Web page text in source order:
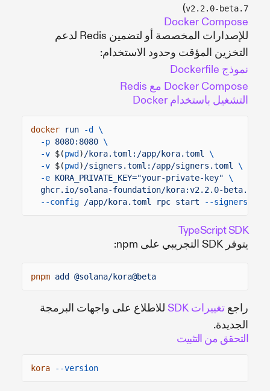
v2.2.0-beta.7
)
Docker Compose
للإصدارات المخصصة أو لتضمين Redis لدعم
التخزين المؤقت وحدود الاستخدام:
نموذج Dockerfile
Docker Compose مع Redis
التشغيل باستخدام Docker
docker run
-d \
-p 8080:8080 \
-v $(pwd ) /kora.toml:/app/kora.toml
\
-v $(pwd ) /signers.toml:/app/signers.toml
\
-e KORA_PRIVATE_KEY="your-private-key" \
ghcr.io/solana-foundation/kora:v2.2.0-beta.7
--config
/app/kora.toml rpc start --signers-
TypeScript SDK
يتوفر SDK التجريبي على npm:
pnpm add @solana/kora@beta
راجع تغييرات SDK
للاطلاع على واجهات البرمجة
الجديدة.
التحقق من التثبيت
kora --version